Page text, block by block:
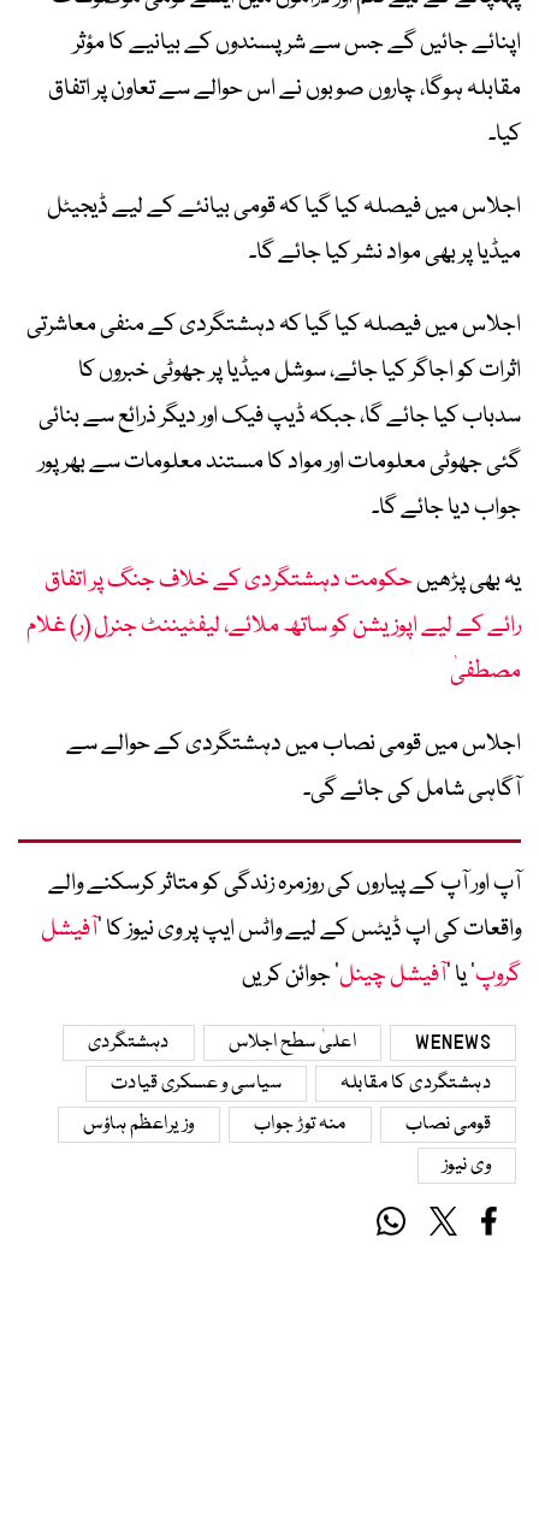
اپنائے جائیں گے جس سے شرپسندوں کے بیانیے کا مؤثر
مقابلہ ہوگا، چاروں صوبوں نے اس حوالے سے تعاون پر اتفاق
کیا۔
اجلاس میں فیصلہ کیا گیا کہ قومی بیانئے کے لیے ڈیجیٹل
میڈیا پر بھی مواد نشر کیا جائے گا۔
اجلاس میں فیصلہ کیا گیا کہ دہشتگردی کے منفی معاشرتی
اثرات کو اجاگر کیا جائے، سوشل میڈیا پر جھوٹی خبروں کا
سدباب کیا جائے گا، جبکہ ڈیپ فیک اور دیگر ذرائع سے بنائی
گئی جھوٹی معلومات اور مواد کا مستند معلومات سے بھرپور
جواب دیا جائے گا۔
یہ بھی پڑھیںحکومت دہشتگردی کے خلاف جنگ پر اتفاق
رائے کے لیے اپوزیشن کو ساتھ ملائے، لیفٹیننٹ جنرل (ر) غلام
مصطفیٰ
اجلاس میں قومی نصاب میں دہشتگردی کے حوالے سے
آگاہی شامل کی جائے گی۔
آپ اور آپ کے پیاروں کی روزمرہ زندگی کو متاثر کرسکنے والے
واقعات کی اپ ڈیٹس کے لیے واٹس ایپ پر وی نیوز کا ’آفیشل
گروپ‘ یا ’آفیشل چینل‘ جوائن کریں
WENEWS اعلیٰ سطح اجلاس
دہشتگردی
دہشتگردی کا مقابلہ
سیاسی و عسکری قیادت
قومی نصاب
منہ توڑ جواب
وزیراعظم ہاؤس
وی نیوز